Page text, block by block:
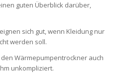
guten Überblick darüber,
eignen sich gut, wenn Kleidung nur
werden soll.
den Wärmepumpentrockner auch
unkompliziert.